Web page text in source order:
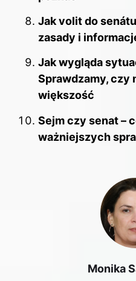
Jak volit do
zasady i
Jak wygląda
Sprawdzamy, czy
większość
Sejm czy senat –
ważniejszych
Monika